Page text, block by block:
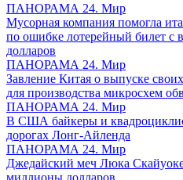
ПАНОРАМА 24. Мир
Мусорная компания помогла
по ошибке лотерейный билет
долларов
ПАНОРАМА 24. Мир
Завление Китая о выпуске
для производства микросхем
ПАНОРАМА 24. Мир
В США байкеры и
дорогах Лонг-Айленда
ПАНОРАМА 24. Мир
Джедайский меч Люка
миллионы долларов